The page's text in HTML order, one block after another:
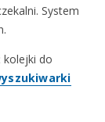
System
kolejki do
Kontakt